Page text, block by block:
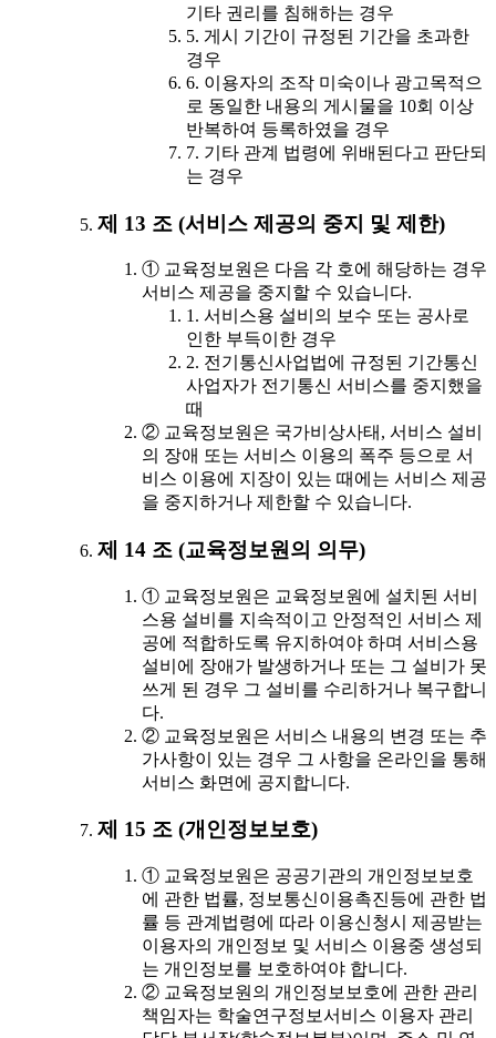
기타 권리를 침해하는 경우
5. 게시 기간이 규정된 기간을 초과한
경우
6. 이용자의 조작 미숙이나 광고목적으
로 동일한 내용의 게시물을 10회 이상
반복하여 등록하였을 경우
7. 기타 관계 법령에 위배된다고 판단되
는 경우
제 13 조 (서비스 제공의 중지 및 제한)
① 교육정보원은 다음 각 호에 해당하는 경우
서비스 제공을 중지할 수 있습니다.
1. 서비스용 설비의 보수 또는 공사로
인한 부득이한 경우
2. 전기통신사업법에 규정된 기간통신
사업자가 전기통신 서비스를 중지했을
때
② 교육정보원은 국가비상사태, 서비스 설비
의 장애 또는 서비스 이용의 폭주 등으로 서
비스 이용에 지장이 있는 때에는 서비스 제공
을 중지하거나 제한할 수 있습니다.
제 14 조 (교육정보원의 의무)
① 교육정보원은 교육정보원에 설치된 서비
스용 설비를 지속적이고 안정적인 서비스 제
공에 적합하도록 유지하여야 하며 서비스용
설비에 장애가 발생하거나 또는 그 설비가 못
쓰게 된 경우 그 설비를 수리하거나 복구합니
다.
② 교육정보원은 서비스 내용의 변경 또는 추
가사항이 있는 경우 그 사항을 온라인을 통해
서비스 화면에 공지합니다.
제 15 조 (개인정보보호)
① 교육정보원은 공공기관의 개인정보보호
에 관한 법률, 정보통신이용촉진등에 관한 법
률 등 관계법령에 따라 이용신청시 제공받는
이용자의 개인정보 및 서비스 이용중 생성되
는 개인정보를 보호하여야 합니다.
② 교육정보원의 개인정보보호에 관한 관리
책임자는 학술연구정보서비스 이용자 관리